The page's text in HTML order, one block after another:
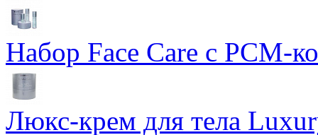
Набор Face Care с PCM-
Люкс-крем для тела